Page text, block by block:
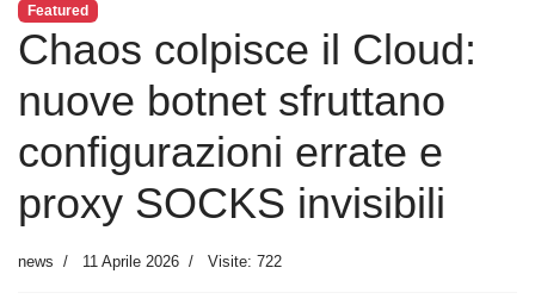
Featured
Chaos colpisce il Cloud:
nuove botnet sfruttano
configurazioni errate e
proxy SOCKS invisibili
news 11 Aprile 2026 Visite: 722